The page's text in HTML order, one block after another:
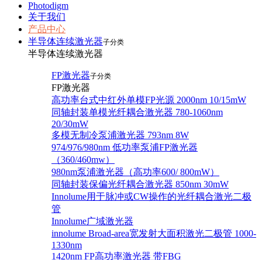
Photodigm
关于我们
产品中心
半导体连续激光器子分类
半导体连续激光器
FP激光器子分类
FP激光器
高功率台式中红外单模FP光源 2000nm 10/15mW
同轴封装单模光纤耦合激光器 780-1060nm
20/30mW
多模无制冷泵浦激光器 793nm 8W
974/976/980nm 低功率泵浦FP激光器
（360/460mw）
980nm泵浦激光器（高功率600/ 800mW）
同轴封装保偏光纤耦合激光器 850nm 30mW
Innolume用于脉冲或CW操作的光纤耦合激光二极
管
Innolume广域激光器
innolume Broad-area宽发射大面积激光二极管 1000-
1330nm
1420nm FP高功率激光器 带FBG